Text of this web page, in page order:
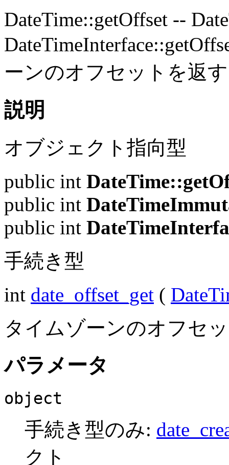
DateTime::getOffset --
ーンのオフセットを返す
説明
オブジェクト指向型
public int
public int
public int
手続き型
int date_offset_get (
タイムゾーンのオフセ
パラメータ
object
手続き型のみ:
クト